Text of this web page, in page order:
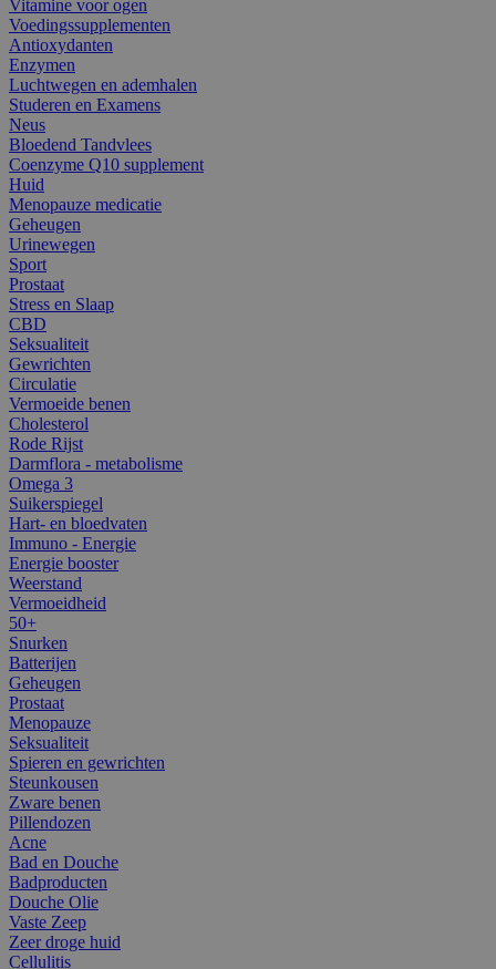
Vitamine voor ogen
Voedingssupplementen
Antioxydanten
Enzymen
Luchtwegen en ademhalen
Studeren en Examens
Neus
Bloedend Tandvlees
Coenzyme Q10 supplement
Huid
Menopauze medicatie
Geheugen
Urinewegen
Sport
Prostaat
Stress en Slaap
CBD
Seksualiteit
Gewrichten
Circulatie
Vermoeide benen
Cholesterol
Rode Rijst
Darmflora - metabolisme
Omega 3
Suikerspiegel
Hart- en bloedvaten
Immuno - Energie
Energie booster
Weerstand
Vermoeidheid
50+
Snurken
Batterijen
Geheugen
Prostaat
Menopauze
Seksualiteit
Spieren en gewrichten
Steunkousen
Zware benen
Pillendozen
Acne
Bad en Douche
Badproducten
Douche Olie
Vaste Zeep
Zeer droge huid
Cellulitis